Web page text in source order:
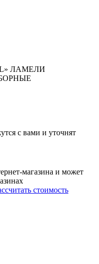
ЛАМЕЛИ
с вами и уточнят
магазина и может
стоимость